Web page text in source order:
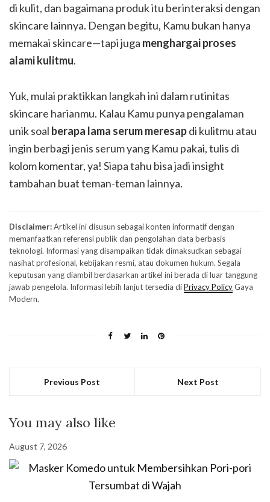
di kulit, dan bagaimana produk itu berinteraksi dengan
skincare lainnya. Dengan begitu, Kamu bukan hanya
memakai skincare—tapi juga menghargai proses
alami kulitmu.
Yuk, mulai praktikkan langkah ini dalam rutinitas
skincare harianmu. Kalau Kamu punya pengalaman
unik soal berapa lama serum meresapdi kulitmu atau
ingin berbagi jenis serum yang Kamu pakai, tulis di
kolom komentar, ya! Siapa tahu bisa jadi insight
tambahan buat teman-teman lainnya.
Disclaimer:Artikel ini disusun sebagai konten informatif dengan
memanfaatkan referensi publik dan pengolahan data berbasis
teknologi. Informasi yang disampaikan tidak dimaksudkan sebagai
nasihat profesional, kebijakan resmi, atau dokumen hukum. Segala
keputusan yang diambil berdasarkan artikel ini berada di luar tanggung
jawab pengelola. Informasi lebih lanjut tersedia diPrivacy PolicyGaya
Modern.
Previous Post Next Post
You may also like
August 7, 2026